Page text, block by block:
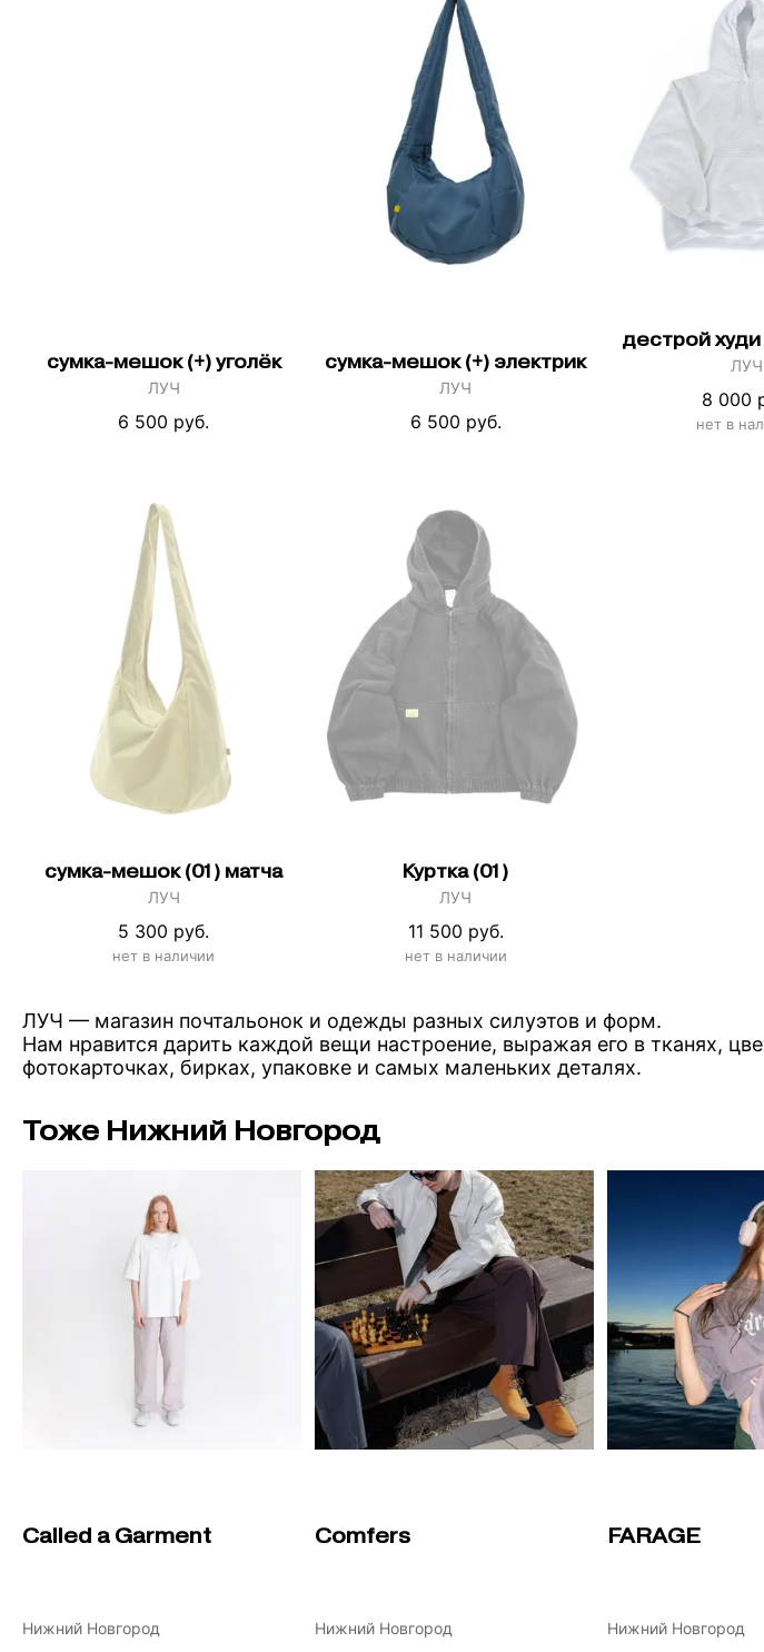
сумка-мешок (+) уголёк
ЛУЧ
6 500 руб.
сумка-мешок (+) электрик
ЛУЧ
6 500 руб.
дестрой
ЛУЧ
8 000
нет в
сумка-мешок (01) матча
ЛУЧ
5 300 руб.
нет в наличии
Куртка (01)
ЛУЧ
11 500 руб.
нет в наличии
ЛУЧ — магазин почтальонок и одежды разных силуэтов и форм.
Нам нравится дарить каждой вещи настроение, выражая его в тканях,
фотокарточках, бирках, упаковке и самых маленьких деталях.
Тоже Нижний Новгород
Called a Garment
Нижний Новгород
Comfers
Нижний Новгород
FARAGE
Нижний Новгород